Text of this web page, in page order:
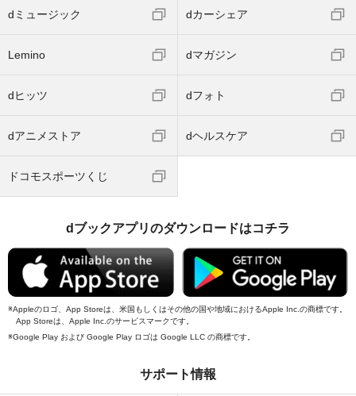
dミュージック dカーシェア
Lemino dマガジン
dヒッツ dフォト
dアニメストア dヘルスケア
ドコモスポーツくじ
dブックアプリのダウンロードはコチラ
Appleのロゴ、App Storeは、米国もしくはその他の国や地域におけるApple Inc.の商標です。
App Storeは、Apple Inc.のサービスマークです。
Google Play および Google Play ロゴは Google LLC の商標です。
サポート情報